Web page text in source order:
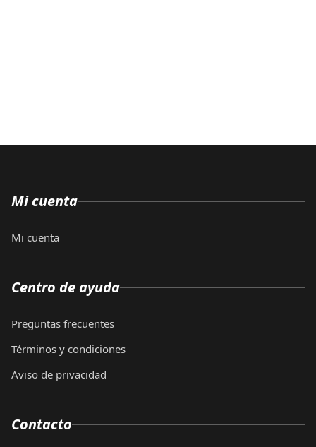
Mi cuenta
Mi cuenta
Centro de ayuda
Preguntas frecuentes
Términos y condiciones
Aviso de privacidad
Contacto